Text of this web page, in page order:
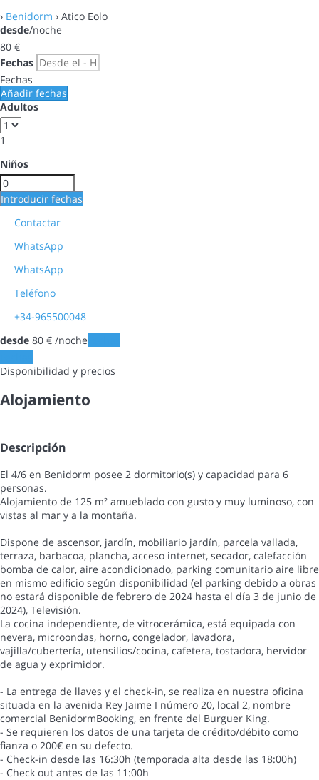
› Benidorm › Atico Eolo
desde/noche
80 €
Fechas
Fechas
Añadir fechas
Adultos
1
Niños
Introducir fechas
Contactar
WhatsApp
WhatsApp
Teléfono
+34-965500048
desde 80 € /noche
Disponibilidad y precios
Alojamiento
Descripción
El 4/6 en Benidorm posee 2 dormitorio(s) y capacidad para 6
personas.
Alojamiento de 125 m² amueblado con gusto y muy luminoso, con
vistas al mar y a la montaña.
Dispone de ascensor, jardín, mobiliario jardín, parcela vallada,
terraza, barbacoa, plancha, acceso internet, secador, calefacción
bomba de calor, aire acondicionado, parking comunitario aire libre
en mismo edificio según disponibilidad (el parking debido a obras
no estará disponible de febrero de 2024 hasta el día 3 de junio de
2024), Televisión.
La cocina independiente, de vitrocerámica, está equipada con
nevera, microondas, horno, congelador, lavadora,
vajilla/cubertería, utensilios/cocina, cafetera, tostadora, hervidor
de agua y exprimidor.
- La entrega de llaves y el check-in, se realiza en nuestra oficina
situada en la avenida Rey Jaime I número 20, local 2, nombre
comercial BenidormBooking, en frente del Burguer King.
- Se requieren los datos de una tarjeta de crédito/débito como
fianza o 200€ en su defecto.
- Check-in desde las 16:30h (temporada alta desde las 18:00h)
- Check out antes de las 11:00h